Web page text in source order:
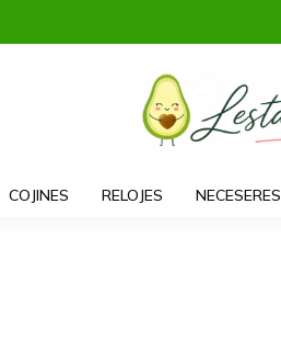
COJINES RELOJES NECESERES